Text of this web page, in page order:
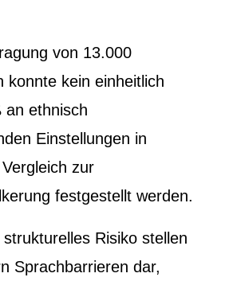
von 13.000
konnte kein einheitlich
an ethnisch
Einstellungen in
zur
festgestellt werden.
Risiko stellen
Sprachbarrieren dar,